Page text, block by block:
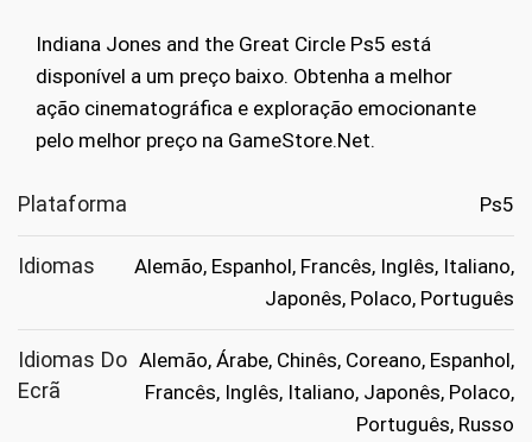
€79.99.€19.99.
Indiana Jones and the Great Circle Ps5 está
disponível a um preço baixo. Obtenha a melhor
ação cinematográfica e exploração emocionante
pelo melhor preço na GameStore.Net.
Plataforma Ps5
Idiomas
Alemão, Espanhol, Francês, Inglês, Italiano,
Japonês, Polaco, Português
Idiomas Do
Ecrã
Alemão, Árabe, Chinês, Coreano, Espanhol,
Francês, Inglês, Italiano, Japonês, Polaco,
Português, Russo